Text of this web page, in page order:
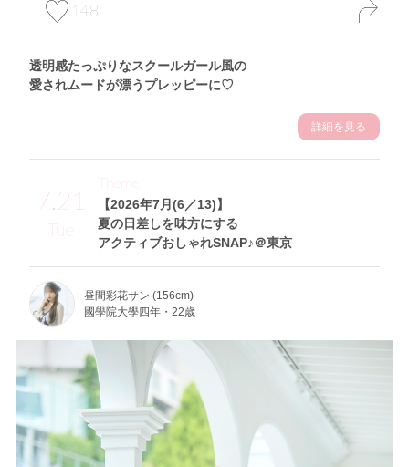
148
透明感たっぷりなスクールガール風の
愛されムードが漂うプレッピーに♡
詳細を見る
7.21
Tue
【2026年7月(6／13)】
夏の日差しを味方にする
アクティブおしゃれSNAP♪＠東京
Theme
昼間彩花サン (156cm)
國學院大學四年・22歳